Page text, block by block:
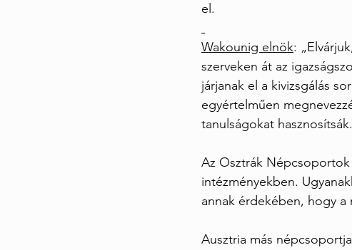
el.
Wakounig elnök:
szerveken át az
járjanak el a kivizsgálás
egyértelműen
tanulságokat
Az Osztrák
intézményekben.
annak érdekében, hogy
Ausztria más